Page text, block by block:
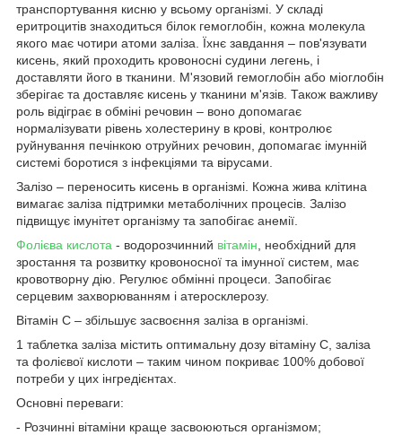
транспортування кисню у всьому організмі. У складі
еритроцитів знаходиться білок гемоглобін, кожна молекула
якого має чотири атоми заліза. Їхнє завдання – пов'язувати
кисень, який проходить кровоносні судини легень, і
доставляти його в тканини. М'язовий гемоглобін або міоглобін
зберігає та доставляє кисень у тканини м'язів. Також важливу
роль відіграє в обміні речовин – воно допомагає
нормалізувати рівень холестерину в крові, контролює
руйнування печінкою отруйних речовин, допомагає імунній
системі боротися з інфекціями та вірусами.
Залізо – переносить кисень в організмі. Кожна жива клітина
вимагає заліза підтримки метаболічних процесів. Залізо
підвищує імунітет організму та запобігає анемії.
Фолієва кислота - водорозчинний вітамін , необхідний для
зростання та розвитку кровоносної та імунної систем, має
кровотворну дію. Регулює обмінні процеси. Запобігає
серцевим захворюванням і атеросклерозу.
Вітамін С – збільшує засвоєння заліза в організмі.
1 таблетка заліза містить оптимальну дозу вітаміну С, заліза
та фолієвої кислоти – таким чином покриває 100% добової
потреби у цих інгредієнтах.
Основні переваги:
- Розчинні вітаміни краще засвоюються організмом;